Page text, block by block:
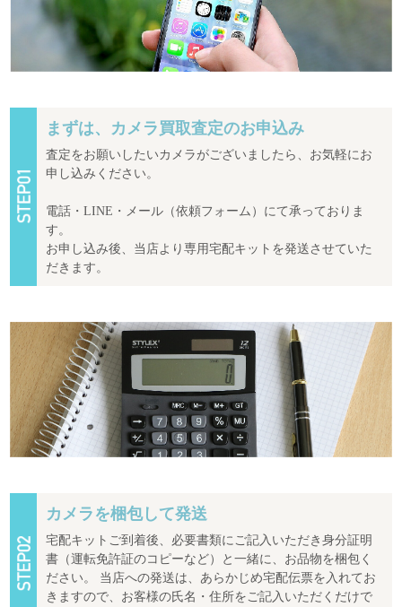
まずは、カメラ買取査定のお申込み
査定をお願いしたいカメラがございましたら、お気軽にお
申し込みください。
電話・LINE・メール（依頼フォーム）にて承っておりま
す。
お申し込み後、当店より専用宅配キットを発送させていた
だきます。
カメラを梱包して発送
宅配キットご到着後、必要書類にご記入いただき身分証明
書（運転免許証のコピーなど）と一緒に、お品物を梱包く
ださい。 当店への発送は、あらかじめ宅配伝票を入れてお
きますので、お客様の氏名・住所をご記入いただくだけで